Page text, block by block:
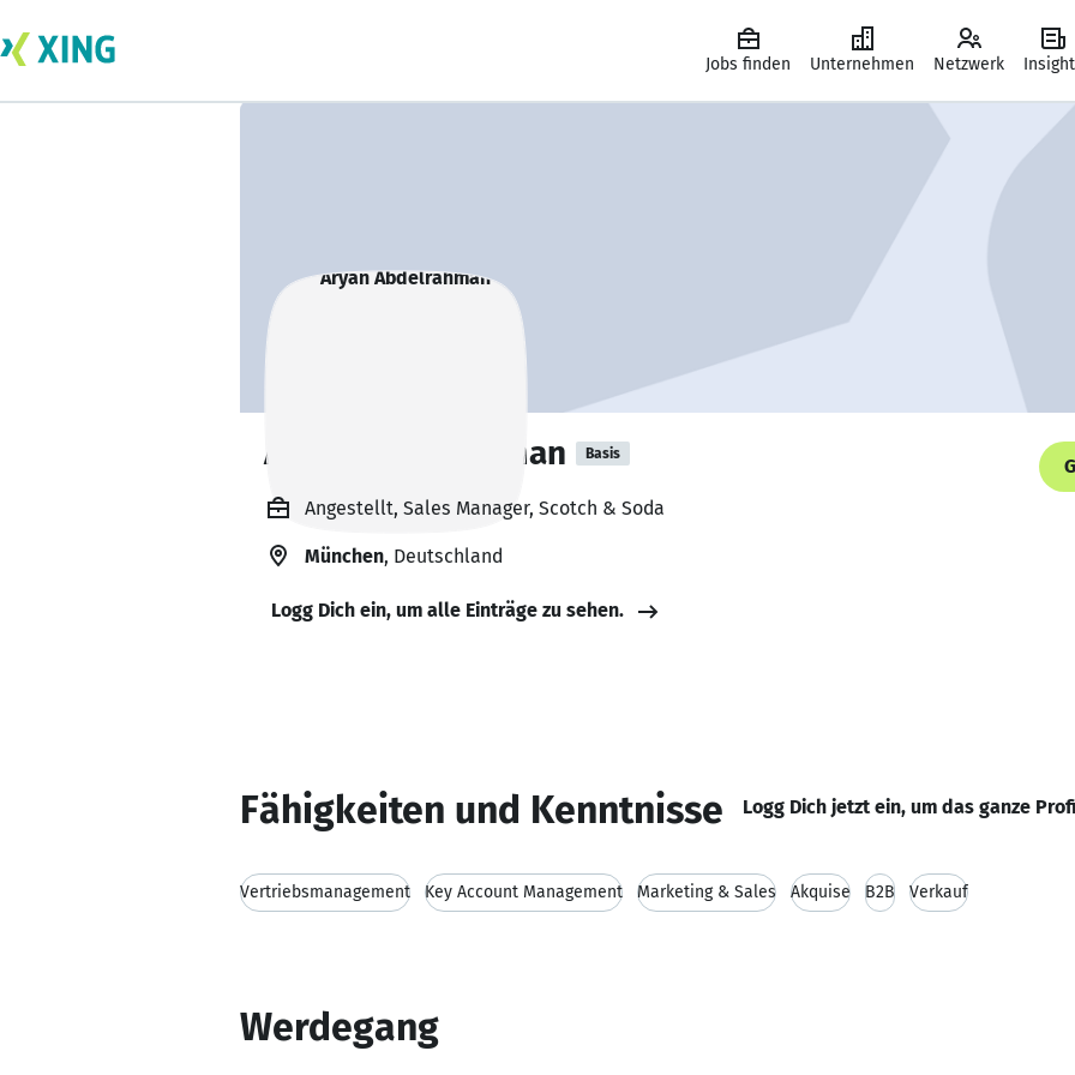
Jobs finden Unternehmen Netzwerk
Aryan Abdelrahman Basis
Angestellt, Sales Manager, Scotch & Soda
München, Deutschland
Logg Dich ein, um alle Einträge zu sehen.
Fähigkeiten und Kenntnisse Logg Dich jetzt ein, um das ganze
Vertriebsmanagement Key Account Management Marketing & Sales Akquise B2B Verkauf
Werdegang